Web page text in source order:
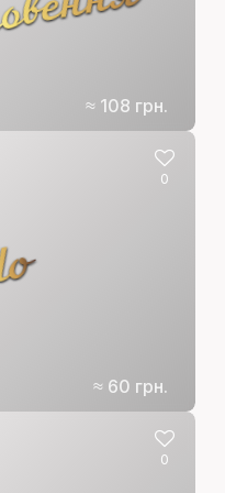
≈ 108 грн.
≈ 60 грн.
0
0